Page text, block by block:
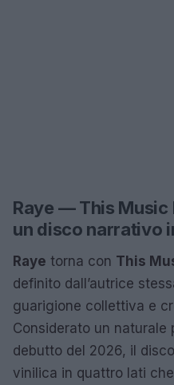
Raye — This Music
un disco narrativo
Raye torna con This
definito dall’autrice
guarigione collettiva e
Considerato un naturale
debutto del 2026, il
vinilica in quattro lati